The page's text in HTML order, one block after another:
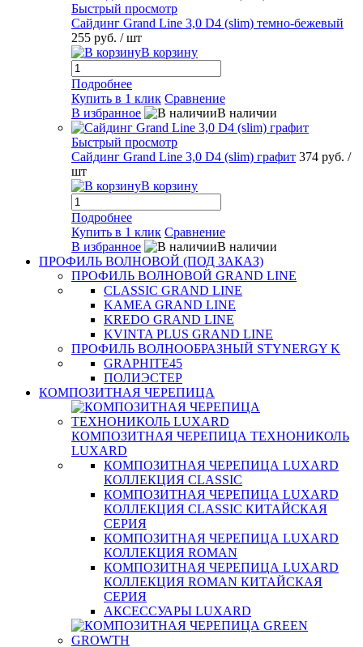
Быстрый просмотр
Сайдинг Grand Line 3,0 D4 (slim) темно-бежевый
255 руб. / шт
В корзину
Подробнее
Купить в 1 клик Сравнение
В избранное
В наличии
Быстрый просмотр
Сайдинг Grand Line 3,0 D4 (slim) графит 374 руб. /
шт
В корзину
Подробнее
Купить в 1 клик Сравнение
В избранное
В наличии
ПРОФИЛЬ ВОЛНОВОЙ (ПОД ЗАКАЗ)
ПРОФИЛЬ ВОЛНОВОЙ GRAND LINE
CLASSIC GRAND LINE
KAMEA GRAND LINE
KREDO GRAND LINE
KVINTA PLUS GRAND LINE
ПРОФИЛЬ ВОЛНООБРАЗНЫЙ STYNERGY K
GRAPHITE45
ПОЛИЭСТЕР
КОМПОЗИТНАЯ ЧЕРЕПИЦА
КОМПОЗИТНАЯ ЧЕРЕПИЦА ТЕХНОНИКОЛЬ
LUXARD
КОМПОЗИТНАЯ ЧЕРЕПИЦА LUXARD
КОЛЛЕКЦИЯ CLASSIC
КОМПОЗИТНАЯ ЧЕРЕПИЦА LUXARD
КОЛЛЕКЦИЯ CLASSIC КИТАЙСКАЯ
СЕРИЯ
КОМПОЗИТНАЯ ЧЕРЕПИЦА LUXARD
КОЛЛЕКЦИЯ ROMAN
КОМПОЗИТНАЯ ЧЕРЕПИЦА LUXARD
КОЛЛЕКЦИЯ ROMAN КИТАЙСКАЯ
СЕРИЯ
АКСЕССУАРЫ LUXARD